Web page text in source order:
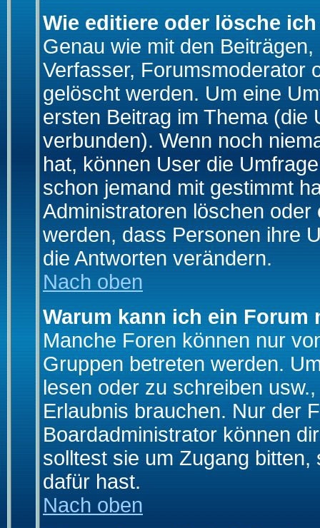
Wie editiere oder lösche
Genau wie mit den
Verfasser, Forumsmoderator
gelöscht werden. Um eine
ersten Beitrag im Thema (die
verbunden). Wenn noch
hat, können User die
schon jemand mit gestimmt
Administratoren löschen
werden, dass Personen ihre
die Antworten verändern.
Nach oben
Warum kann ich ein Forum
Manche Foren können nur
Gruppen betreten werden.
lesen oder zu schreiben
Erlaubnis brauchen. Nur der
Boardadministrator können
solltest sie um Zugang
dafür hast.
Nach oben